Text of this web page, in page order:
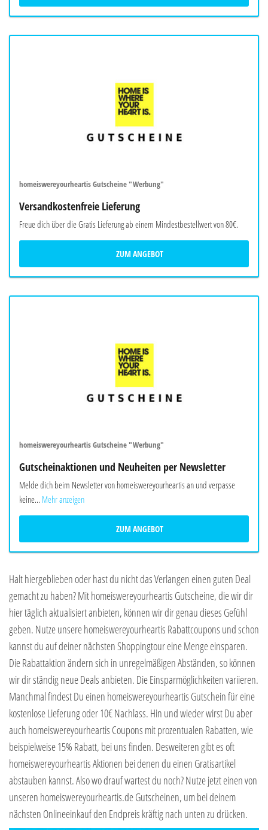
homeiswereyourheartis Gutscheine "Werbung"
Versandkostenfreie Lieferung
Freue dich über die Gratis Lieferung ab einem Mindestbestellwert von 80€.
ZUM ANGEBOT
homeiswereyourheartis Gutscheine "Werbung"
Gutscheinaktionen und Neuheiten per Newsletter
Melde dich beim Newsletter von homeiswereyourheartis an und verpasse
keine... Mehr anzeigen
ZUM ANGEBOT
Halt hiergeblieben oder hast du nicht das Verlangen einen guten Deal
gemacht zu haben? Mit homeiswereyourheartis Gutscheine, die wir dir
hier täglich aktualisiert anbieten, können wir dir genau dieses Gefühl
geben. Nutze unsere homeiswereyourheartis Rabattcoupons und schon
kannst du auf deiner nächsten Shoppingtour eine Menge einsparen.
Die Rabattaktion ändern sich in unregelmäßigen Abständen, so können
wir dir ständig neue Deals anbieten. Die Einsparmöglichkeiten variieren.
Manchmal findest Du einen homeiswereyourheartis Gutschein für eine
kostenlose Lieferung oder 10€ Nachlass. Hin und wieder wirst Du aber
auch homeiswereyourheartis Coupons mit prozentualen Rabatten, wie
beispielweise 15% Rabatt, bei uns finden. Desweiteren gibt es oft
homeiswereyourheartis Aktionen bei denen du einen Gratisartikel
abstauben kannst. Also wo drauf wartest du noch? Nutze jetzt einen von
unseren homeiswereyourheartis.de Gutscheinen, um bei deinem
nächsten Onlineeinkauf den Endpreis kräftig nach unten zu drücken.